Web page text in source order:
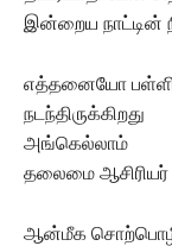
இன்றைய நாட்டின்
எத்தனையோ
நடந்திருக்கிறது
அங்கெல்லாம்
தலைமை
ஆன்மீக